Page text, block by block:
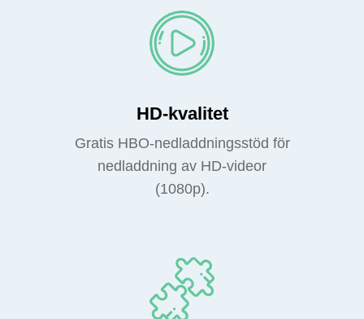
HD-kvalitet
Gratis HBO-nedladdningsstöd för
nedladdning av HD-videor
(1080p).